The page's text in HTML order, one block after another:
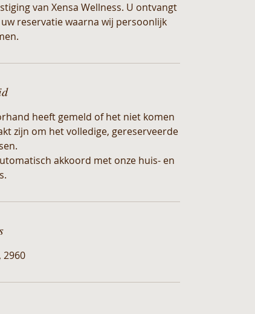
van Xensa Wellness. U ontvangt
reservatie waarna wij persoonlijk
heeft gemeld of het niet komen
zijn om het volledige, gereserveerde
akkoord met onze huis- en
2960